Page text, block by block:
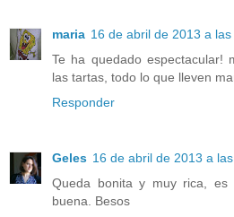
maria 16 de abril de 2013 a las
Te ha quedado espectacular!
las tartas, todo lo que lleven
Responder
Geles 16 de abril de 2013 a
Queda bonita y muy rica, es
buena. Besos